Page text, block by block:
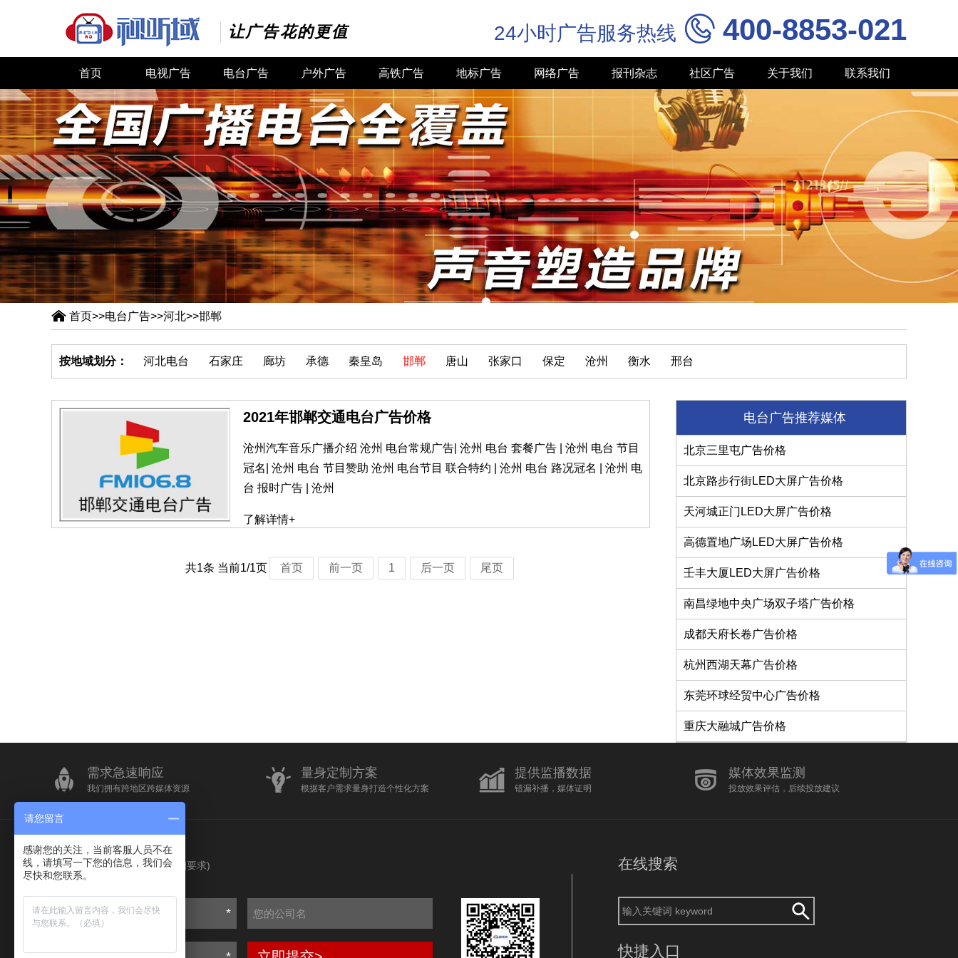
让广告花的更值 24小时广告服务热线  400-8853-021
首页 电视广告 电台广告 户外广告 高铁广告 地标广告 网络广告 报刊杂志 社区广告 关于我们 联系我们
 首页>>电台广告>>河北>>邯郸
按地域划分： 河北电台 石家庄 廊坊 承德 秦皇岛 邯郸 唐山 张家口 保定 沧州 衡水 邢台
2021年邯郸交通电台广告价格
沧州汽车音乐广播介绍 沧州 电台常规广告| 沧州 电台 套餐广告 | 沧州 电台 节目
冠名| 沧州 电台 节目赞助 沧州 电台节目 联合特约 | 沧州 电台 路况冠名 | 沧州 电
台 报时广告 | 沧州
了解详情+
共1条 当前1/1页 首页 前一页 1 后一页 尾页
电台广告推荐媒体
北京三里屯广告价格
北京路步行街LED大屏广告价格
天河城正门LED大屏广告价格
高德置地广场LED大屏广告价格
壬丰大厦LED大屏广告价格
南昌绿地中央广场双子塔广告价格
成都天府长卷广告价格
杭州西湖天幕广告价格
东莞环球经贸中心广告价格
重庆大融城广告价格
需求急速响应
我们拥有跨地区跨媒体资源
量身定制方案
根据客户需求量身打造个性化方案
提供监播数据
错漏补播，媒体证明
媒体效果监测
投放效果评估，后续投放建议
我要询价(请输入您的详细要求)
*
在线搜索
快捷入口
请您留言
感谢您的关注，当前客服人员不在
线，请填写一下您的信息，我们会
尽快和您联系。